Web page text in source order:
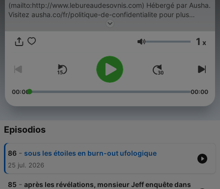
(mailto:http://www.lebureaudesovnis.com) Hébergé par Ausha.
Visitez ausha.co/fr/politique-de-confidentialite pour plus
Volumen 1 x
00:00 00:00
Episodios
86 - sous les étoiles en burn-out ufologique
25 jul. 2026
85 - après les révélations, monsieur Jeff enquête dans